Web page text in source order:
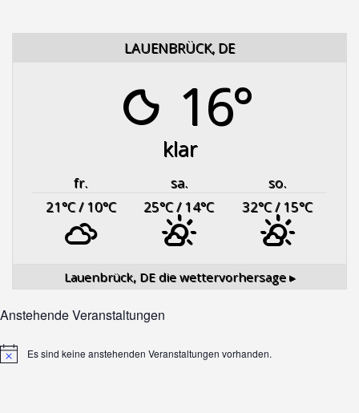
LAUENBRÜCK, DE
16°
klar
fr. sa.
so.
21°C/ 10°C 25°C/ 14°C 32°C/ 15°C
Lauenbrück, DEdie wettervorhersage ▸
Anstehende Veranstaltungen
HinweisEs sind keine anstehenden Veranstaltungen vorhanden.